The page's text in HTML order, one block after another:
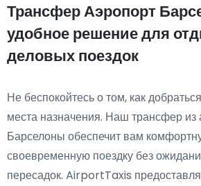
Трансфер Аэропорт
удобное решение для
деловых поездок
Не беспокойтесь о том, как
места назначения. Наш трансфер из
Барселоны обеспечит вам
своевременную поездку без
пересадок. AirportTaxis